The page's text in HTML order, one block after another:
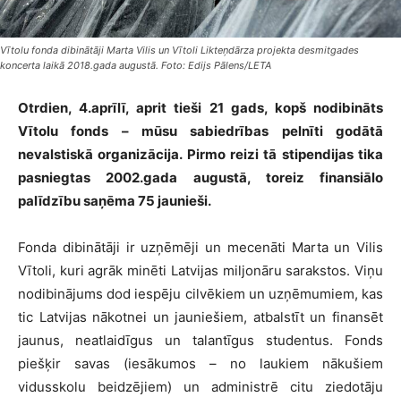
Vītolu fonda dibinātāji Marta Vilis un Vītoli Likteņdārza projekta desmitgades
koncerta laikā 2018.gada augustā. Foto: Edijs Pālens/LETA
Otrdien, 4.aprīlī, aprit tieši 21 gads, kopš nodibināts
Vītolu fonds – mūsu sabiedrības pelnīti godātā
nevalstiskā organizācija. Pirmo reizi tā stipendijas tika
pasniegtas 2002.gada augustā, toreiz finansiālo
palīdzību saņēma 75 jaunieši.
Fonda dibinātāji ir uzņēmēji un mecenāti Marta un Vilis
Vītoli, kuri agrāk minēti Latvijas miljonāru sarakstos. Viņu
nodibinājums dod iespēju cilvēkiem un uzņēmumiem, kas
tic Latvijas nākotnei un jauniešiem, atbalstīt un finansēt
jaunus, neatlaidīgus un talantīgus studentus. Fonds
piešķir savas (iesākumos – no laukiem nākušiem
vidusskolu beidzējiem) un administrē citu ziedotāju